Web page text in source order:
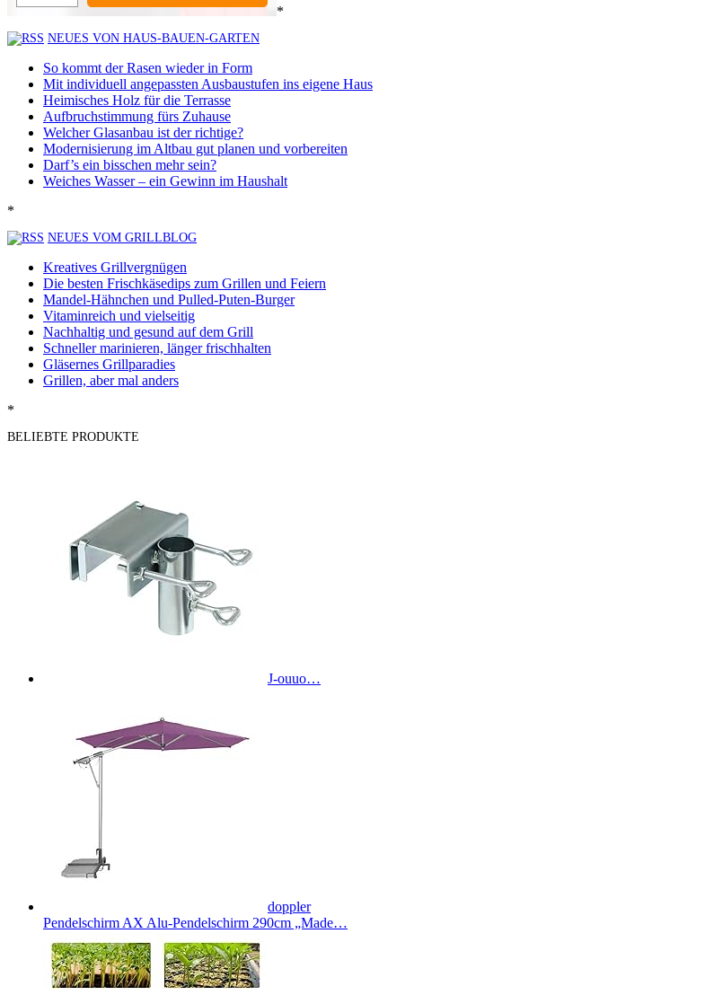
*
NEUES VON HAUS-BAUEN-GARTEN
So kommt der Rasen wieder in Form
Mit individuell angepassten Ausbaustufen ins eigene Haus
Heimisches Holz für die Terrasse
Aufbruchstimmung fürs Zuhause
Welcher Glasanbau ist der richtige?
Modernisierung im Altbau gut planen und vorbereiten
Darf’s ein bisschen mehr sein?
Weiches Wasser – ein Gewinn im Haushalt
*
NEUES VOM GRILLBLOG
Kreatives Grillvergnügen
Die besten Frischkäsedips zum Grillen und Feiern
Mandel-Hähnchen und Pulled-Puten-Burger
Vitaminreich und vielseitig
Nachhaltig und gesund auf dem Grill
Schneller marinieren, länger frischhalten
Gläsernes Grillparadies
Grillen, aber mal anders
*
BELIEBTE PRODUKTE
J-ouuo…
doppler
Pendelschirm AX Alu-Pendelschirm 290cm „Made…